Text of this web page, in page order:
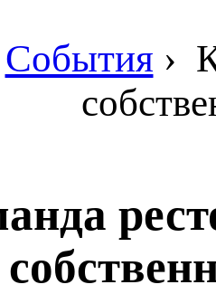
События ›